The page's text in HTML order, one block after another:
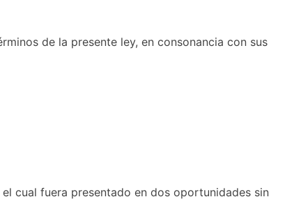
de la presente ley, en consonancia con sus
cual fuera presentado en dos oportunidades sin